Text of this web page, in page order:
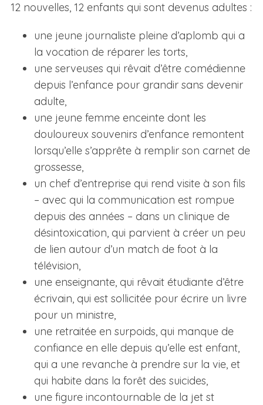
12 nouvelles, 12 enfants qui sont devenus adultes :
une jeune journaliste pleine d’aplomb qui a
la vocation de réparer les torts,
une serveuses qui rêvait d’être comédienne
depuis l’enfance pour grandir sans devenir
adulte,
une jeune femme enceinte dont les
douloureux souvenirs d’enfance remontent
lorsqu’elle s’apprête à remplir son carnet de
grossesse,
un chef d’entreprise qui rend visite à son fils
– avec qui la communication est rompue
depuis des années – dans un clinique de
désintoxication, qui parvient à créer un peu
de lien autour d’un match de foot à la
télévision,
une enseignante, qui rêvait étudiante d’être
écrivain, qui est sollicitée pour écrire un livre
pour un ministre,
une retraitée en surpoids, qui manque de
confiance en elle depuis qu’elle est enfant,
qui a une revanche à prendre sur la vie, et
qui habite dans la forêt des suicides,
une figure incontournable de la jet st